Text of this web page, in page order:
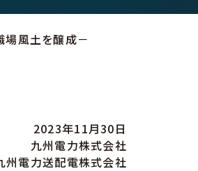
場風土を醸成－
2023年11月30日
九州電力株式会社
州電力送配電株式会社